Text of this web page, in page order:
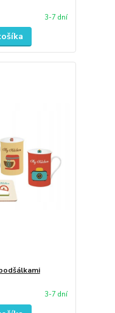
3-7 dní
3-7 dní